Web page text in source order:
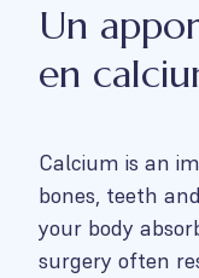
Un
en
Calcium is an
bones, teeth
your body
surgery often